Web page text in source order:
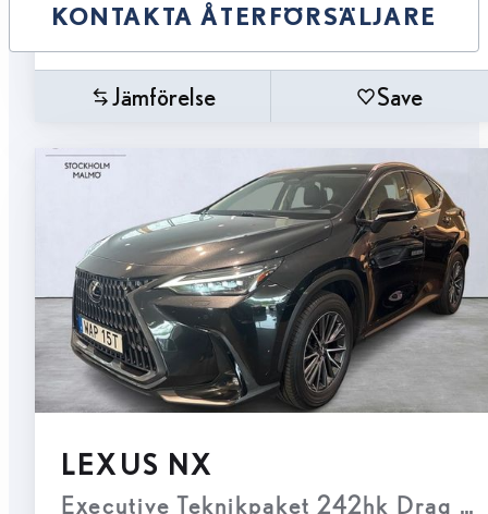
KONTAKTA ÅTERFÖRSÄLJARE
Jämförelse Save
LEXUS NX
Executive Teknikpaket 242hk Drag